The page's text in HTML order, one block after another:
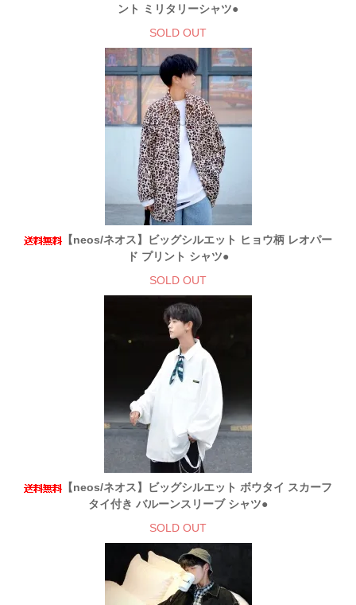
ント ミリタリーシャツ●
SOLD OUT
【neos/ネオス】ビッグシルエット ヒョウ柄 レオパー
ド プリント シャツ●
SOLD OUT
【neos/ネオス】ビッグシルエット ボウタイ スカーフ
タイ付き バルーンスリーブ シャツ●
SOLD OUT